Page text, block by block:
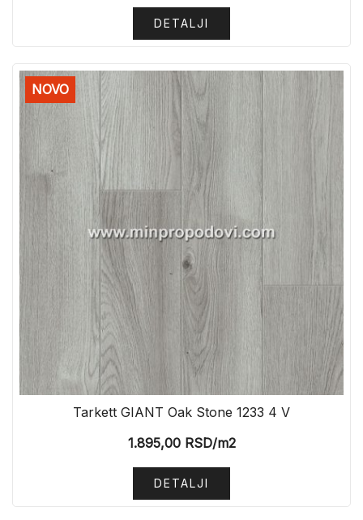
DETALJI
NOVO
Tarkett GIANT Oak Stone 1233 4 V
1.895,00RSD/m2
DETALJI